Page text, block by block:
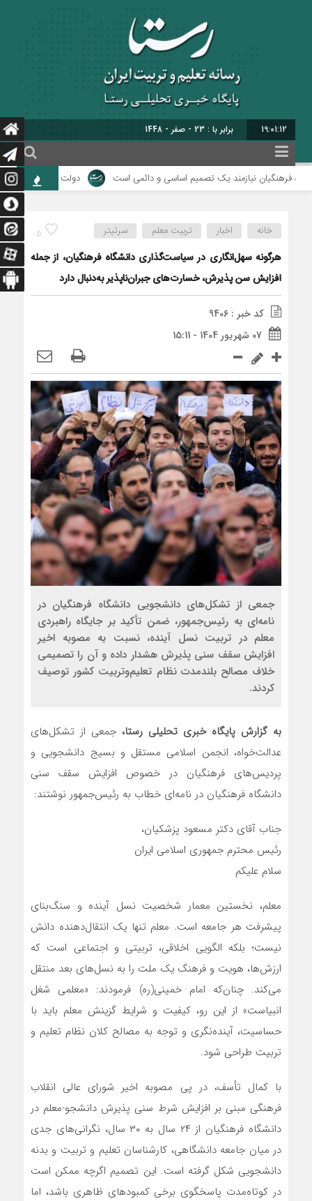
19:01:13 برابر با : 23 - صفر - 1448
فرهنگیان نیازمند یک تصمیم اساسی و دائمی است دولت برای اجرای
5 خانه اخبار تربیت معلم سرتیتر
هرگونه سهل‌انگاری در سیاست‌گذاری دانشگاه فرهنگیان، از جمله
افزایش سن پذیرش، خسارت‌های جبران‌ناپذیر به‌دنبال دارد
کد خبر : 9406
07 شهریور 1404 - 15:11
جمعی از تشکل‌های دانشجویی دانشگاه‌ فرهنگیان در
نامه‌ای به رئیس‌جمهور، ضمن تأکید بر جایگاه راهبردی
معلم در تربیت نسل آینده، نسبت به مصوبه اخیر
افزایش سقف سنی پذیرش هشدار داده و آن را تصمیمی
خلاف مصالح بلندمدت نظام تعلیم‌وتربیت کشور توصیف
کردند.
به گزارش پایگاه خبری تحلیلی رستا، جمعی از تشکل‌های
عدالت‌خواه، انجمن اسلامی مستقل و بسیج دانشجویی و
پردیس‌های فرهنگیان در خصوص افزایش سقف سنی
دانشگاه فرهنگیان در نامه‌ای خطاب به رئیس‌جمهور نوشتند:
جناب آقای دکتر مسعود پزشکیان،
رئیس محترم جمهوری اسلامی ایران
سلام علیکم
معلم، نخستین معمار شخصیت نسل آینده و سنگ‌بنای
پیشرفت هر جامعه است. معلم تنها یک انتقال‌دهنده دانش
نیست؛ بلکه الگویی اخلاقی، تربیتی و اجتماعی است که
ارزش‌ها، هویت و فرهنگ یک ملت را به نسل‌های بعد منتقل
می‌کند. چنان‌که امام خمینی(ره) فرمودند: «معلمی شغل
انبیاست» از این رو، کیفیت و شرایط گزینش معلم باید با
حساسیت، آینده‌نگری و توجه به مصالح کلان نظام تعلیم و
تربیت طراحی شود.
با کمال تأسف، در پی مصوبه اخیر شورای عالی انقلاب
فرهنگی مبنی بر افزایش شرط سنی پذیرش دانشجو-معلم در
دانشگاه فرهنگیان از ۲۴ سال به ۳۰ سال، نگرانی‌های جدی
در میان جامعه دانشگاهی، کارشناسان تعلیم و تربیت و بدنه
دانشجویی شکل گرفته است. این تصمیم اگرچه ممکن است
در کوتاه‌مدت پاسخگوی برخی کمبودهای ظاهری باشد، اما